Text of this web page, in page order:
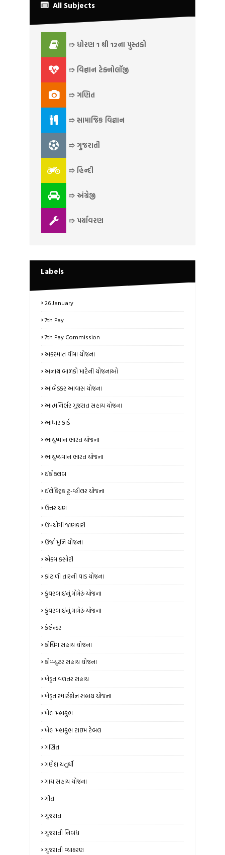
All Subjects
➱ ધોરણ 1 થી 12ના પુસ્તકો
➱ વિજ્ઞાન ટેક્નોલૉજી
➱ ગણિત
➱ સામાજિક વિજ્ઞાન
➱ ગુજરાતી
➱ હિન્દી
➱ અંગ્રેજી
➱ પર્યાવરણ
Labels
26 January
7th Pay
7th Pay Commission
અકસ્માત વીમા યોજના
અનાથ બાળકો માટેની યોજનાઓ
આંબેડકર આવાસ યોજના
આત્મનિર્ભર ગુજરાત સહાય યોજના
આધાર કાર્ડ
આયુષ્માન ભારત યોજના
આયુષ્યમાન ભારત યોજના
ઇકોક્લબ
ઈલેક્ટ્રિક ટૂ-વ્હીલર યોજના
ઉત્તરાયણ
ઉપયોગી જાણકારી
ઉર્જા મુનિ યોજના
એકમ કસોટી
કાંટાળી તારની વાડ યોજના
કુંવરબાઇનું મોમેરું યોજના
કુંવરબાઈનું મામેરું યોજના
કેલેન્ડર
કોચિંગ સહાય યોજના
કોમ્પ્યુટર સહાય યોજના
ખેડૂત વળતર સહાય
ખેડૂત સ્માર્ટફોન સહાય યોજના
ખેલ મહાકુંભ
ખેલ મહાકુંભ ટાઇમ ટેબલ
ગણિત
ગણેશ ચતુર્થી
ગાય સહાય યોજના
ગીત
ગુજરાત
ગુજરાતી નિબંધ
ગુજરાતી વ્યાકરણ